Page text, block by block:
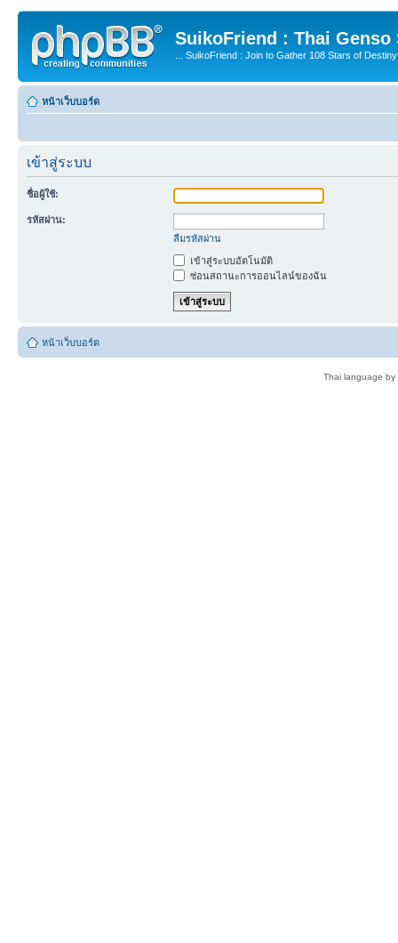
SuikoFriend : Thai Genso
... SuikoFriend : Join to Gather 108 Stars of
หน้าเว็บบอร์ด
เข้าสู่ระบบ
ชื่อผู้ใช้:
รหัสผ่าน:
ลืมรหัสผ่าน
เข้าสู่ระบบอัตโนมัติ
ซ่อนสถานะการออนไลน์ของฉัน
หน้าเว็บบอร์ด
Thai language by